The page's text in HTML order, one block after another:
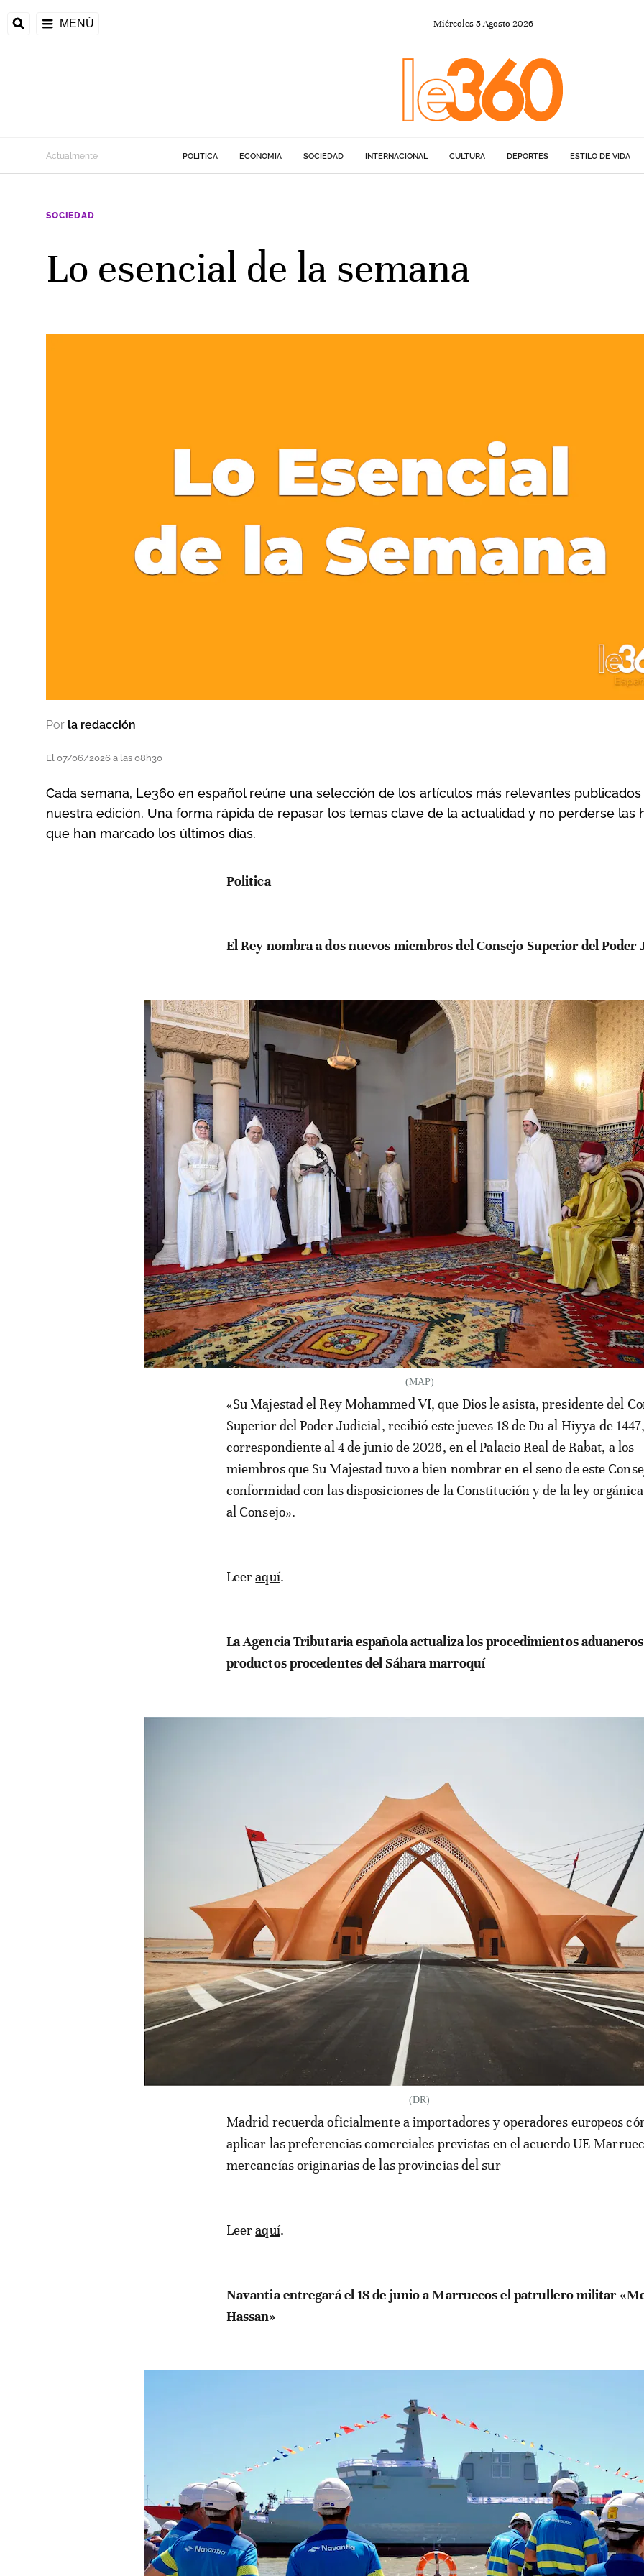
MENÚ Miércoles 5Agosto 2026
Actualmente POLÍTICA ECONOMÍA SOCIEDAD INTERNACIONAL CULTURA DEPORTES ESTILO DE VIDA
SOCIEDAD
Lo esencial de la semana
Por la redacción
El 07/06/2026 a las 08h30
Cada semana, Le360 en español reúne una selección de los artículos más relevantes
nuestra edición. Una forma rápida de repasar los temas clave de la actualidad y no perderse las
que han marcado los últimos días.
Politica
El Rey nombra a dos nuevos miembros del Consejo Superior del Poder
(MAP)
«Su Majestad el Rey Mohammed VI, que Dios le asista, presidente del
Superior del Poder Judicial, recibió este jueves 18 de Du al-Hiyya de
correspondiente al 4 de junio de 2026, en el Palacio Real de Rabat, a los
miembros que Su Majestad tuvo a bien nombrar en el seno de este
conformidad con las disposiciones de la Constitución y de la ley
al Consejo».
Leeraquí.
La Agencia Tributaria española actualiza los procedimientos
productos procedentes del Sáhara marroquí
(DR)
Madrid recuerda oficialmente a importadores y operadores europeos
aplicar las preferencias comerciales previstas en el acuerdo UE-
mercancías originarias de las provincias del sur
Leeraquí.
Navantia entregará el 18 de junio a Marruecos el patrullero militar
Hassan»